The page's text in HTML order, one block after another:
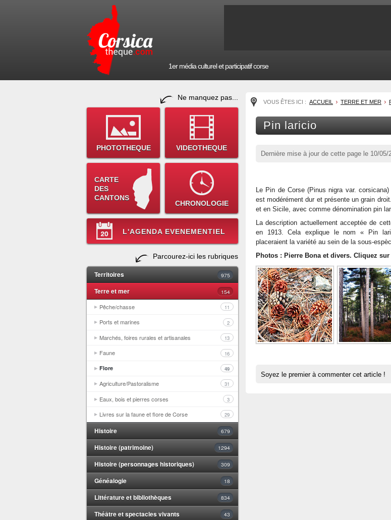
1er média culturel et participatif corse
Ne manquez pas...
PHOTOTHEQUE VIDEOTHEQUE
CARTE
DES
CANTONS
CHRONOLOGIE
L'AGENDA EVENEMENTIEL
Parcourez-ici les rubriques
Territoires 975
Terre et mer 154
Pêche/chasse 11
Ports et marines 2
Marchés, foires rurales et artisanales 13
Faune 16
Flore 49
Agriculture/Pastoralisme 31
Eaux, bois et pierres corses 3
Livres sur la faune et flore de Corse 29
Histoire 679
Histoire (patrimoine) 1294
Histoire (personnages historiques) 309
Généalogie 18
Littérature et bibliothèques 834
Théâtre et spectacles vivants 43
VOUS ÊTES ICI : ACCUEIL TERRE ET MER
Pin laricio
Dernière mise à jour de cette page le 10/05/
Le Pin de Corse (Pinus nigra var.
est modérément dur et présente un grain
et en Sicile, avec comme dénomination pin
La description actuellement acceptée de
en 1913. Cela explique le nom « Pin
placeraient la variété au sein de la sous-
Photos : Pierre Bona et divers. Cliquez
Soyez le premier à commenter cet article !